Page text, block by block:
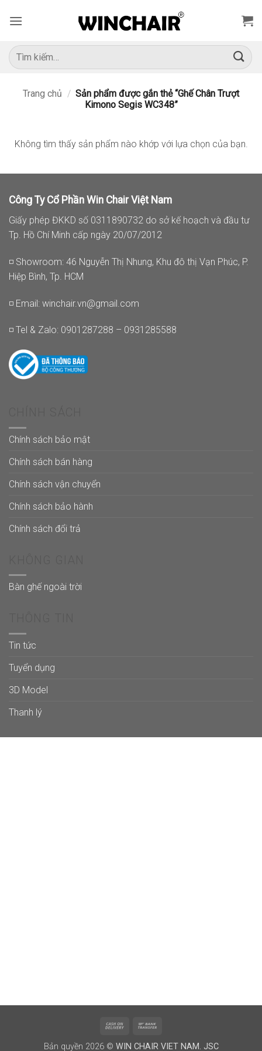
qua
dung
Tìm
kiếm:
Trang chủ / Sản phẩm được gắn thẻ “Ghế Chân Trượt
Kimono Segis WC348”
Không tìm thấy sản phẩm nào khớp với lựa chọn của bạn.
Công Ty Cổ Phần Win Chair Việt Nam
Giấy phép ĐKKD số 0311890732 do sở kế hoạch và đầu tư
Tp. Hồ Chí Minh cấp ngày 20/07/2012
◽ Showroom: 46 Nguyễn Thị Nhung, Khu đô thị Vạn Phúc, P.
Hiệp Bình, Tp. HCM
◽ Email: winchair.vn@gmail.com
◽ Tel & Zalo: 0901287288 – 0931285588
Chính sách bảo mật
Chính sách bán hàng
Chính sách vận chuyển
Chính sách bảo hành
Chính sách đổi trả
Bàn ghế ngoài trời
Tin tức
Tuyển dụng
3D Model
Thanh lý
Cash
Bản quyền 2026 © WIN CHAIR VIET NAM. JSC